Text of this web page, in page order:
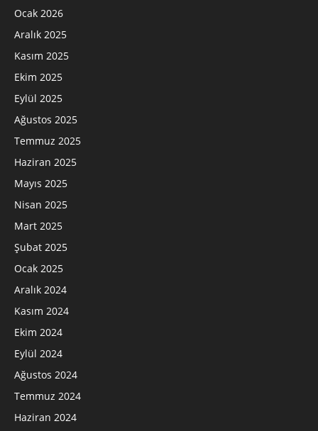
Ocak 2026
Aralık 2025
Kasım 2025
Ekim 2025
Eylül 2025
Ağustos 2025
Temmuz 2025
Haziran 2025
Mayıs 2025
Nisan 2025
Mart 2025
Şubat 2025
Ocak 2025
Aralık 2024
Kasım 2024
Ekim 2024
Eylül 2024
Ağustos 2024
Temmuz 2024
Haziran 2024